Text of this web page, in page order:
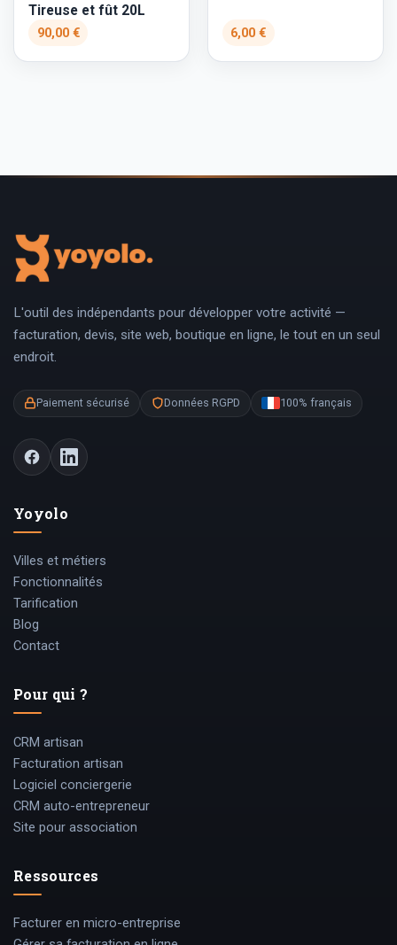
Tireuse et fût 20L
90,00 € 6,00 €
L'outil des indépendants pour développer votre activité —
facturation, devis, site web, boutique en ligne, le tout en un seul
endroit.
Paiement sécurisé Données RGPD 100% français
Yoyolo
Villes et métiers
Fonctionnalités
Tarification
Blog
Contact
Pour qui ?
CRM artisan
Facturation artisan
Logiciel conciergerie
CRM auto-entrepreneur
Site pour association
Ressources
Facturer en micro-entreprise